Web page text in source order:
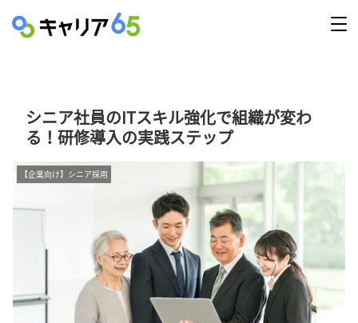
シニア社員のITスキル強化で組織が変わ
る！研修導入の実践ステップ
【企業向け】シニア採用